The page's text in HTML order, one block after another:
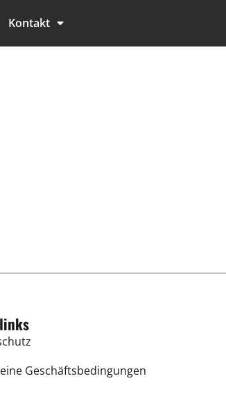
Kontakt
Geschäftsbedingungen